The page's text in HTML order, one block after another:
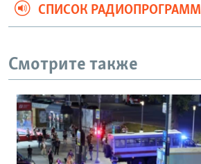
СПИСОК РАДИОПРОГРАММ
Смотрите также